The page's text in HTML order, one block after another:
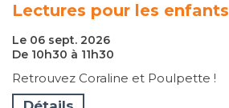
Lectures pour les enfants
Le 06 sept. 2026
De 10h30 à 11h30
Retrouvez Coraline et Poulpette !